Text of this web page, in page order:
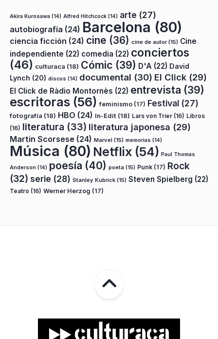
Akira Kurosawa (14) Alfred Hitchcock (14) arte (27)
autobiografía (24) Barcelona (80)
ciencia ficción (24) cine (36) cine de autor(15) Cine
independiente (22) comedia (22) conciertos
(46) culturaca (18) Cómic (39) D'A (22) David
Lynch (20) discos (14) documental (30) El Click (29)
El Click de Ràdio Montornès (22) entrevista (39)
escritoras (56) feminismo (17) Festival (27)
fotografía (18) HBO (24) In-Edit (18) Lars von Trier (16) Libros
(16) literatura (33) literatura japonesa (29)
Martin Scorsese (24) Marvel (15) memorias (14)
Música (80) Netflix (54) Paul Thomas
Anderson (14) poesía (40) poeta (15) Punk (17) Rock
(32) serie (28) Stanley Kubrick (15) Steven Spielberg (22)
Teatro (16) Werner Herzog (17)